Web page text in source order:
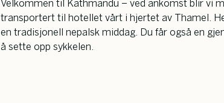
Velkommen til Kathmandu – ved ankomst blir vi
transportert til hotellet vårt i hjertet av Thamel.
en tradisjonell nepalsk middag. Du får også en
å sette opp sykkelen.